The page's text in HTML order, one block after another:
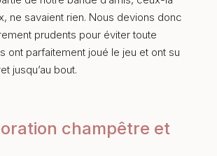
ne savaient rien. Nous devions donc
prudents pour éviter toute
ont parfaitement joué le jeu et ont su
jusqu’au bout.
champêtre et